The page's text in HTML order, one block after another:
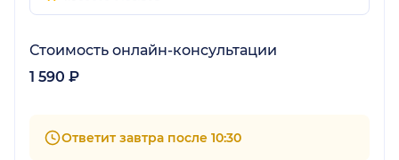
Стоимость онлайн-консультации
1 590 ₽
Ответит завтра после 10:30